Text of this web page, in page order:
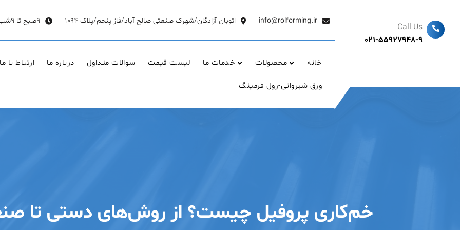
content
info@rolforming.ir اتوبان آزادگان/شهرک صنعتی صالح آباد/فاز پنجم/پلاک 1094 9صبح تا 9شب
خانه محصولات خدمات ما لیست قیمت سوالات متداول درباره ما ارتباط با ما
ورق شیروانی-رول فرمینگ
Call Us
021-55927948-9
خم‌کاری پروفیل چیست؟ از روش‌های دستی تا